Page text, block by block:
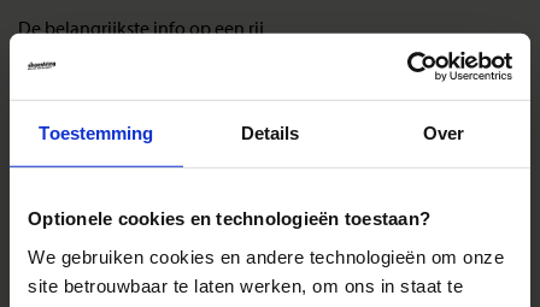
Toestemming Details Over
Optionele cookies en technologieën toestaan?
We gebruiken cookies en andere technologieën om onze
site betrouwbaar te laten werken, om ons in staat te
De belangrijkste info op een rij
Bestemmingen
Duurzaam reizen
Reis- en annuleringsvoorwaarden
Inloggen op mijn.Shoestring
Reisthema's